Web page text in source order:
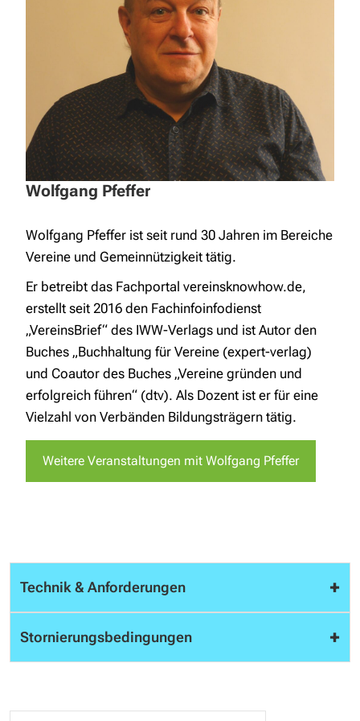
Wolfgang Pfeffer
Wolfgang Pfeffer ist seit rund 30 Jahren im Bereiche
Vereine und Gemeinnützigkeit tätig.
Er betreibt das Fachportal vereinsknowhow.de,
erstellt seit 2016 den Fachinfoinfodienst
„VereinsBrief“ des IWW-Verlags und ist Autor den
Buches „Buchhaltung für Vereine (expert-verlag)
und Coautor des Buches „Vereine gründen und
erfolgreich führen“ (dtv). Als Dozent ist er für eine
Vielzahl von Verbänden Bildungsträgern tätig.
Weitere Veranstaltungen mit Wolfgang Pfeffer
Technik & Anforderungen +
Sie für das Webinar einen Laptop (Windows bzw.
MacOS) mit Kamera sowie ein Mikrofon bzw.
Stornierungsbedingungen +
Stornierungen bzw. Nichtteilnahme wird der volle